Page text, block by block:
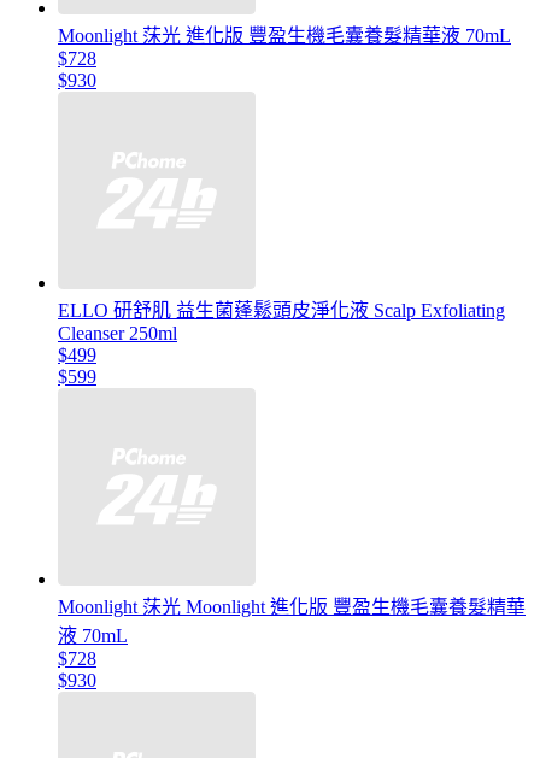
Moonlight 莯光 進化版 豐盈生機毛囊養髮精華液 70mL
$728
$930
ELLO 研舒肌 益生菌蓬鬆頭皮淨化液 Scalp Exfoliating
Cleanser 250ml
$499
$599
Moonlight 莯光 Moonlight 進化版 豐盈生機毛囊養髮精華
液 70mL
$728
$930